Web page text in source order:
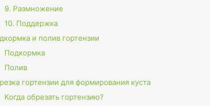
9. Размножение
10. Поддержка
и полив гортензии
Подкормка
Полив
гортензии для формирования куста
Когда обрезать гортензию?